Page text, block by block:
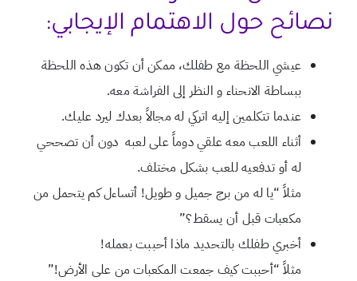
نصائح حول الاهتمام الإيجابي:
عيشي اللحظة مع طفلك، ممكن أن تكون هذه اللحظة
ببساطة الانحناء و النظر إلى الفراشة معه.
عندما تتكلمين إليه اتركي له مجالاً بعدك ليرد عليك.
أثناء اللعب معه علقي دوماً على لعبه دون أن تصححي
له أو تدفعيه للعب بشكل مختلف.
مثلاً “يا له من برج جميل و طويل! أتساءل كم يتحمل من
مكعبات قبل أن يسقط؟”
أخبري طفلك بالتحديد ماذا أحببت بعمله!
مثلاً “أحببت كيف جمعت المكعبات من على الأرض!”